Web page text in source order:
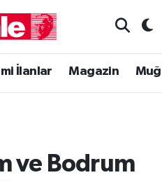
İlanlar Magazin
ve Bodrum
Haritası